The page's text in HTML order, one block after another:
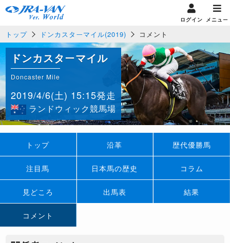
ログイン メニュー
トップ ドンカスターマイル(2019) コメント
ドンカスターマイル
Doncaster Mile
2019/4/6(土) 15:15発走
ランドウィック競馬場
トップ 沿革 歴代優勝馬
注目馬 日本馬の歴史 コラム
見どころ 出馬表 結果
コメント